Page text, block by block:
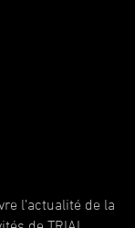
l’actualité de la